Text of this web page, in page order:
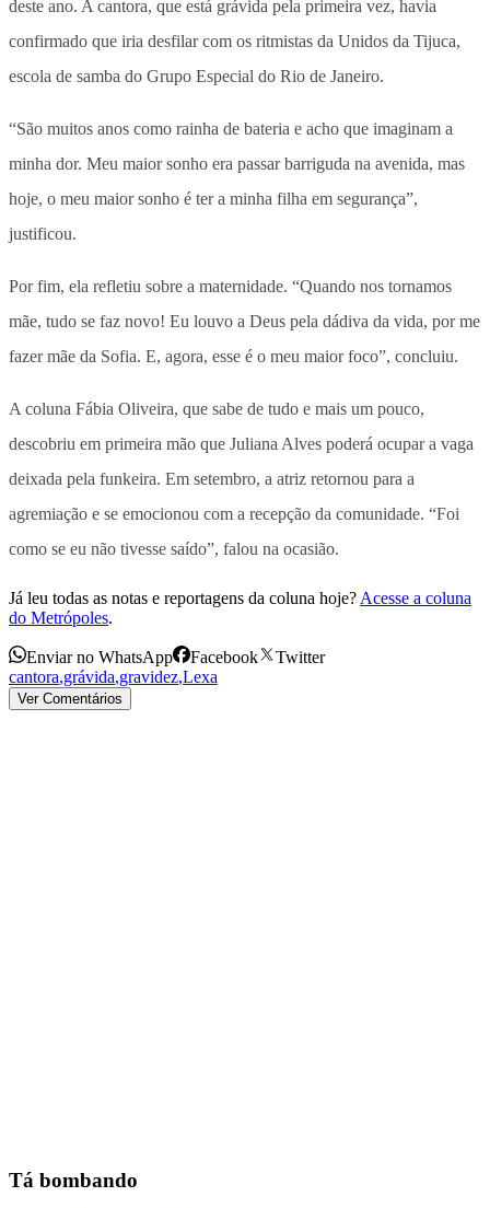
deste ano. A cantora, que está grávida pela primeira vez, havia
confirmado que iria desfilar com os ritmistas da Unidos da Tijuca,
escola de samba do Grupo Especial do Rio de Janeiro.
“São muitos anos como rainha de bateria e acho que imaginam a
minha dor. Meu maior sonho era passar barriguda na avenida, mas
hoje, o meu maior sonho é ter a minha filha em segurança”,
justificou.
Por fim, ela refletiu sobre a maternidade. “Quando nos tornamos
mãe, tudo se faz novo! Eu louvo a Deus pela dádiva da vida, por me
fazer mãe da Sofia. E, agora, esse é o meu maior foco”, concluiu.
A coluna Fábia Oliveira, que sabe de tudo e mais um pouco,
descobriu em primeira mão que Juliana Alves poderá ocupar a vaga
deixada pela funkeira. Em setembro, a atriz retornou para a
agremiação e se emocionou com a recepção da comunidade. “Foi
como se eu não tivesse saído”, falou na ocasião.
Já leu todas as notas e reportagens da coluna hoje?Acesse a coluna
do Metrópoles.
Enviar no WhatsApp Facebook
Twitter
cantora,grávida,gravidez,Lexa
Ver Comentários
Tá bombando